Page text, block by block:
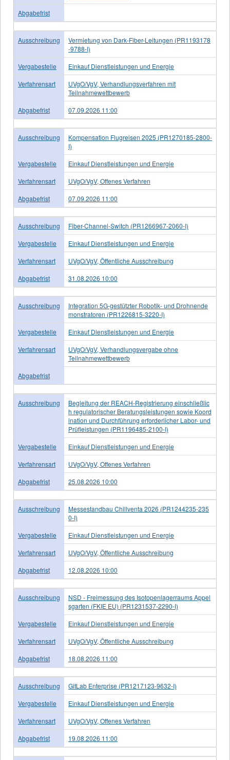
Abgabefrist
Ausschreibung
Vermietung von Dark-Fiber-Leitungen (PR1193178
-9788-I)
Vergabestelle
Einkauf Dienstleistungen und Energie
Verfahrensart
UVgO/VgV, Verhandlungsverfahren mit
Teilnahmewettbewerb
Abgabefrist
07.09.2026 11:00
Ausschreibung
Kompensation Flugreisen 2025 (PR1270185-2800-
I)
Vergabestelle
Einkauf Dienstleistungen und Energie
Verfahrensart
UVgO/VgV, Offenes Verfahren
Abgabefrist
07.09.2026 11:00
Ausschreibung
Fiber-Channel-Switch (PR1266967-2060-I)
Vergabestelle
Einkauf Dienstleistungen und Energie
Verfahrensart
UVgO/VgV, Öffentliche Ausschreibung
Abgabefrist
31.08.2026 10:00
Ausschreibung
Integration 5G-gestützter Robotik- und Drohnende
monstratoren (PR1226815-3220-I)
Vergabestelle
Einkauf Dienstleistungen und Energie
Verfahrensart
UVgO/VgV, Verhandlungsvergabe ohne
Teilnahmewettbewerb
Abgabefrist
Ausschreibung
Begleitung der REACH-Registrierung einschließlic
h regulatorischer Beratungsleistungen sowie Koord
ination und Durchführung erforderlicher Labor- und
Prüﬂeistungen (PR1196485-2100-I)
Vergabestelle
Einkauf Dienstleistungen und Energie
Verfahrensart
UVgO/VgV, Offenes Verfahren
Abgabefrist
25.08.2026 10:00
Ausschreibung
Messestandbau Chillventa 2026 (PR1244235-235
0-I)
Vergabestelle
Einkauf Dienstleistungen und Energie
Verfahrensart
UVgO/VgV, Öffentliche Ausschreibung
Abgabefrist
12.08.2026 10:00
Ausschreibung
NSD - Freimessung des Isotopenlagerraums Appel
sgarten (FKIE EU) (PR1231537-2290-I)
Vergabestelle
Einkauf Dienstleistungen und Energie
Verfahrensart
UVgO/VgV, Öffentliche Ausschreibung
Abgabefrist
18.08.2026 11:00
Ausschreibung
GitLab Enterprise (PR1217123-9632-I)
Vergabestelle
Einkauf Dienstleistungen und Energie
Verfahrensart
UVgO/VgV, Offenes Verfahren
Abgabefrist
19.08.2026 11:00